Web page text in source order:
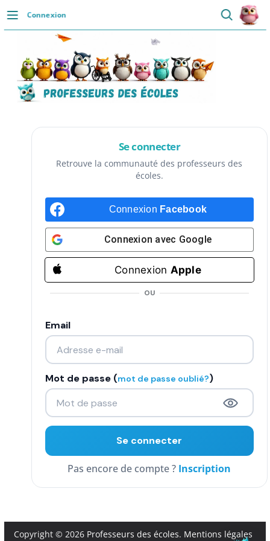
PasserConnexion
DÉCOUVRIR
Accueil
Se connecter
VIE PROFESSIONNELLE
Ressources
Lectures de livres
Mouvement
COMMUNAUTÉ
Forum
Réseaux sociaux
Petites annonces
Se connecter
Retrouve la communauté des professeurs des
écoles.
Connexion Facebook
Connexion avec Google
Connexion Apple
OU
Email
Mot de passe (mot de passe oublié?)
Inscription
Copyright © 2026 Professeurs des écoles. Mentions légales